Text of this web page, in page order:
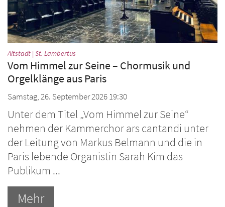
Altstadt | St. Lambertus
Vom Himmel zur Seine – Chormusik und
Orgelklänge aus Paris
Samstag, 26. September 2026 19:30
Unter dem Titel „Vom Himmel zur Seine“
nehmen der Kammerchor ars cantandi unter
der Leitung von Markus Belmann und die in
Paris lebende Organistin Sarah Kim das
Publikum ...
Mehr